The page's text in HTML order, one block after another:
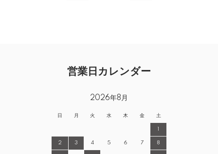
営業日カレンダー
2026年8月
日 月 火 水 木 金 土
1
2 3 4 5 6 7 8